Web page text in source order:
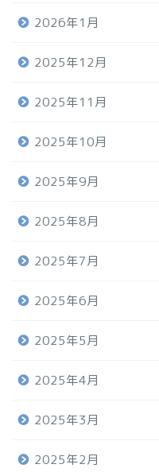
2026年1月
2025年12月
2025年11月
2025年10月
2025年9月
2025年8月
2025年7月
2025年6月
2025年5月
2025年4月
2025年3月
2025年2月